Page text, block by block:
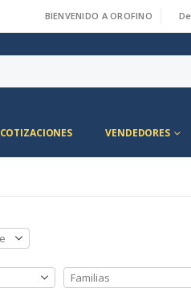
BIENVENIDO A OROFINO
COTIZACIONES VENDEDORES